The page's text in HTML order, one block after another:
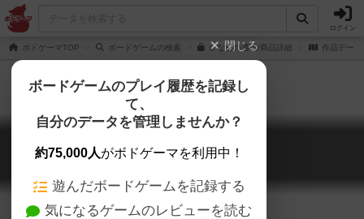
ログイン
ボドゲーマTOP ボードゲームの検索 かな札の通販/商品詳細 作品データ
かな札
Kana Huda
閉じる
ボードゲームのプレイ履歴を記録し
て、
自分のデータを管理しませんか？
約75,000人がボドゲーマを利用中！
遊んだボードゲームを記録する
気になるゲームのレビューを読む